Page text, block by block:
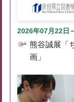
2026年07月22日
熊谷誠展「
画」